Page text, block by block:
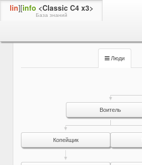
lin][info <Classic C4 x3>
База знаний
Люди
Воитель
Копейщик